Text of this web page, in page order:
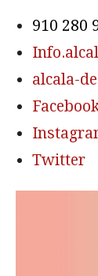
910 280
alcala-
Twitter